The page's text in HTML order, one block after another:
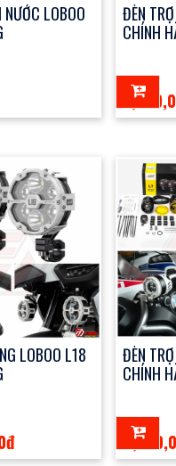
LOBOO
ĐÈN
CHÍNH
LOBOO L18
ĐÈN
CHÍNH